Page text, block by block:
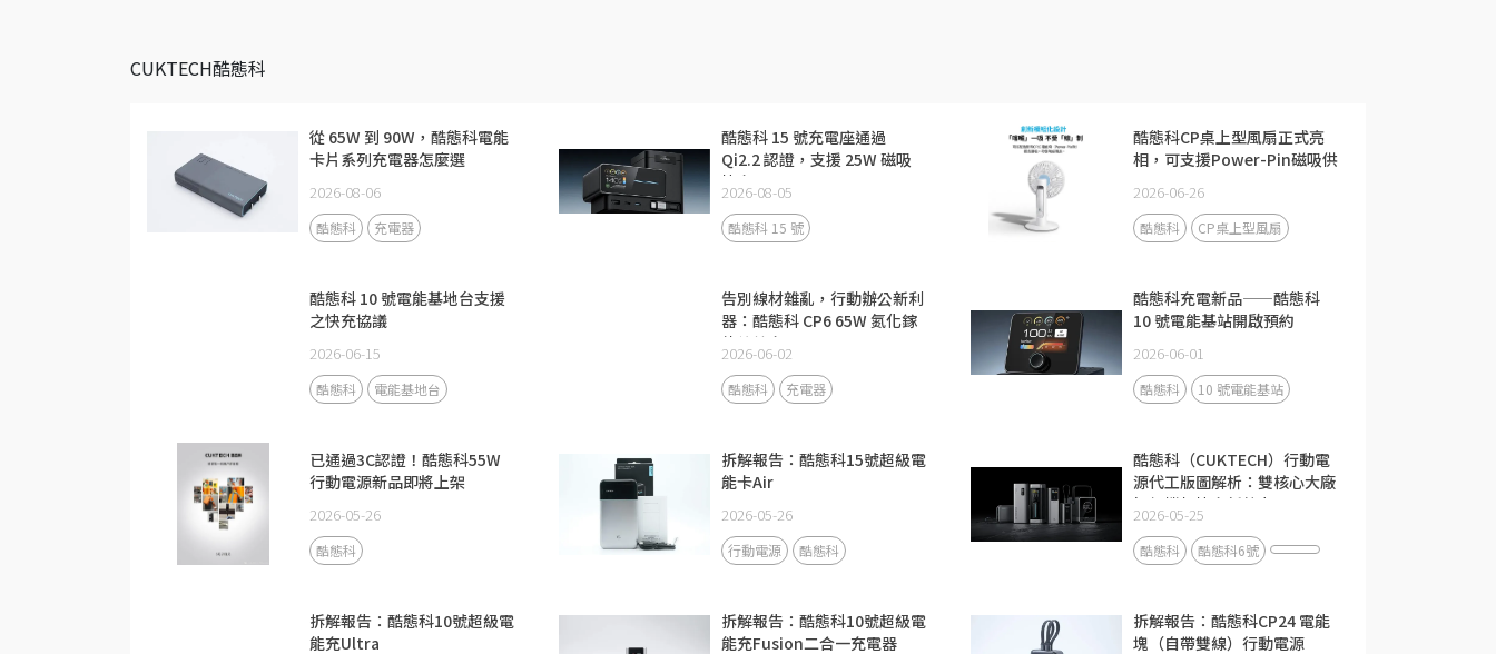
CUKTECH酷態科
從 65W 到 90W，酷態科電能
卡片系列充電器怎麼選
2026-08-06
酷態科 充電器
酷態科 15 號充電座通過
Qi2.2 認證，支援 25W 磁吸
快充
2026-08-05
酷態科 15 號
酷態科CP桌上型風扇正式亮
相，可支援Power-Pin磁吸供
2026-06-26
酷態科 CP桌上型風扇
酷態科 10 號電能基地台支援
之快充協議
2026-06-15
酷態科 電能基地台
告別線材雜亂，行動辦公新利
器：酷態科 CP6 65W 氮化鎵
伸縮線充電器
2026-06-02
酷態科 充電器
酷態科充電新品——酷態科
10 號電能基站開啟預約
2026-06-01
酷態科 10 號電能基站
已通過3C認證！酷態科55W
行動電源新品即將上架
2026-05-26
酷態科
拆解報告：酷態科15號超級電
能卡Air
2026-05-26
行動電源 酷態科
酷態科（CUKTECH）行動電
源代工版圖解析：雙核心大廠
如何撐起快充新勢力？
2026-05-25
酷態科 酷態科6號
拆解報告：酷態科10號超級電
能充Ultra
拆解報告：酷態科10號超級電
能充Fusion二合一充電器
拆解報告：酷態科CP24 電能
塊（自帶雙線）行動電源